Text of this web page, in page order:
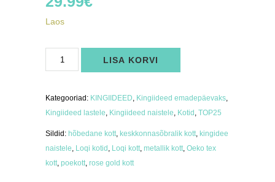
Laos
Silver
Gold
metallikvärv
kogus
LISA KORVI
Kategooriad: KINGIIDEED, Kingiideed emadepäevaks,
Kingiideed lastele, Kingiideed naistele, Kotid , TOP25
Sildid: hõbedane kott, keskkonnasõbralik kott, kingidee
naistele, Loqi kotid , Loqi kott, metallik kott, Oeko tex
kott, poekott, rose gold kott